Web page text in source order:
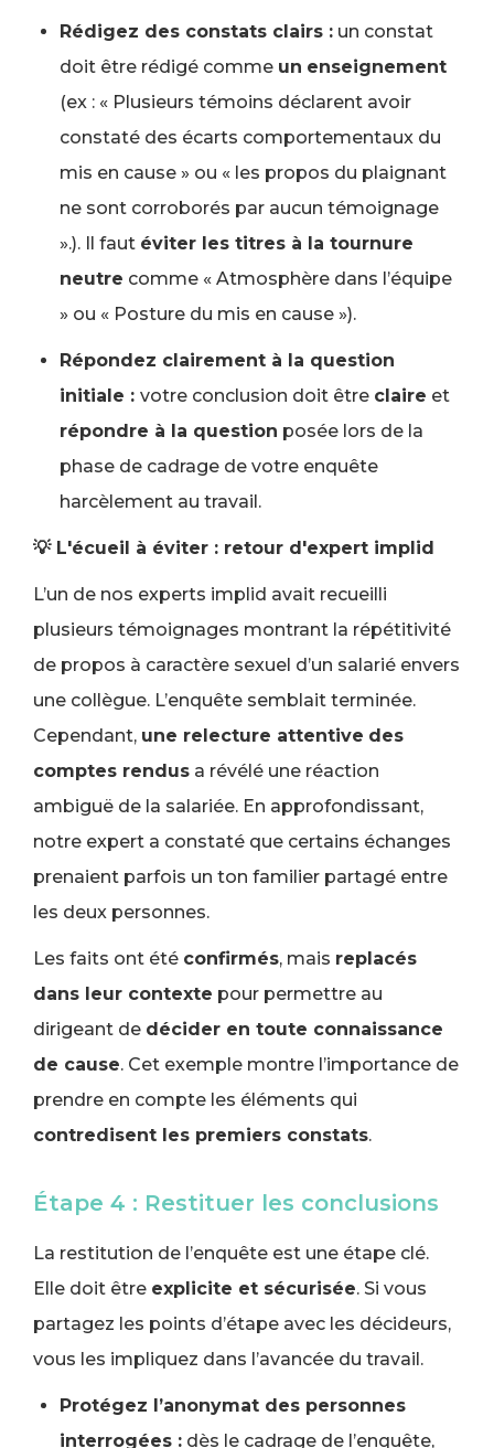
Rédigez des constats clairs : un constat
doit être rédigé comme un enseignement
(ex : « Plusieurs témoins déclarent avoir
constaté des écarts comportementaux du
mis en cause » ou « les propos du plaignant
ne sont corroborés par aucun témoignage
».). Il faut éviter les titres à la tournure
neutre comme « Atmosphère dans l’équipe
» ou « Posture du mis en cause »).
Répondez clairement à la question
initiale : votre conclusion doit être claire et
répondre à la question posée lors de la
phase de cadrage de votre enquête
harcèlement au travail.
💡 L'écueil à éviter : retour d'expert implid
L’un de nos experts implid avait recueilli
plusieurs témoignages montrant la répétitivité
de propos à caractère sexuel d’un salarié envers
une collègue. L’enquête semblait terminée.
Cependant, une relecture attentive des
comptes rendus a révélé une réaction
ambiguë de la salariée. En approfondissant,
notre expert a constaté que certains échanges
prenaient parfois un ton familier partagé entre
les deux personnes.
Les faits ont été confirmés, mais replacés
dans leur contexte pour permettre au
dirigeant de décider en toute connaissance
de cause. Cet exemple montre l’importance de
prendre en compte les éléments qui
contredisent les premiers constats.
Étape 4 : Restituer les conclusions
La restitution de l’enquête est une étape clé.
Elle doit être explicite et sécurisée. Si vous
partagez les points d’étape avec les décideurs,
vous les impliquez dans l’avancée du travail.
Protégez l’anonymat des personnes
interrogées : dès le cadrage de l’enquête,